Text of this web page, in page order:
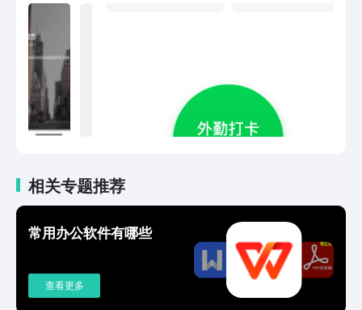
片、音频视频等编辑功能 -WPS会议功
能，支持多台设备同步播放当前幻灯片
PDF -打开和播放PDF格式文档 -手机拍照
Word/PPT/Excel等功能 OFD -支持打开
OFD 格式文档，如发票、公函、商务合
OFD 文档信息/缩略图/目录/语义 目前支
持安卓版13.4版本及以上
相关专题推荐
常用办公软件有哪些
查看更多